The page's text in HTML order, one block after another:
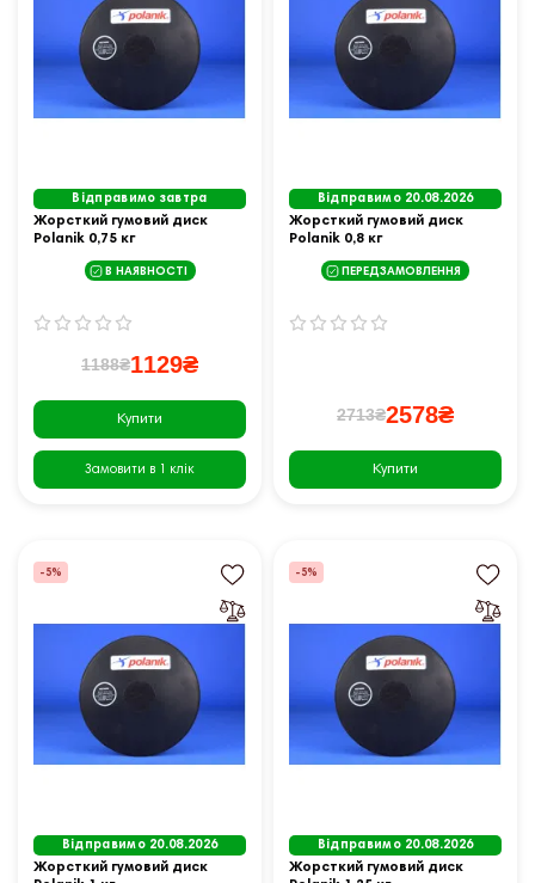
Відправимо завтра
Жорсткий гумовий диск
Polanik 0,75 кг
В НАЯВНОСТІ
1188₴1129₴
Купити
Замовити в 1 клік
Відправимо 20.08.2026
Жорсткий гумовий диск
Polanik 0,8 кг
ПЕРЕДЗАМОВЛЕННЯ
2713₴2578₴
Купити
-5%
Відправимо 20.08.2026
Жорсткий гумовий диск
-5%
Відправимо 20.08.2026
Жорсткий гумовий диск